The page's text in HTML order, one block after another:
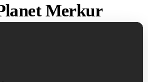
Merkur